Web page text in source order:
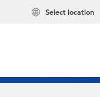
Select location